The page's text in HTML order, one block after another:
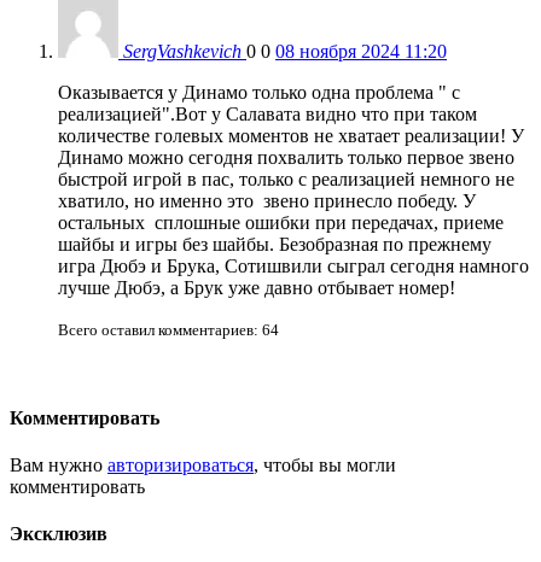
SergVashkevich 0 0 08 ноября 2024 11:20
Оказывается у Динамо только одна проблема " с
реализацией".Вот у Салавата видно что при таком
количестве голевых моментов не хватает реализации! У
Динамо можно сегодня похвалить только первое звено
быстрой игрой в пас, только с реализацией немного не
хватило, но именно это звено принесло победу. У
остальных сплошные ошибки при передачах, приеме
шайбы и игры без шайбы. Безобразная по прежнему
игра Дюбэ и Брука, Сотишвили сыграл сегодня намного
лучше Дюбэ, а Брук уже давно отбывает номер!
Всего оставил комментариев: 64
Комментировать
Вам нужно авторизироваться, чтобы вы могли
комментировать
Эксклюзив